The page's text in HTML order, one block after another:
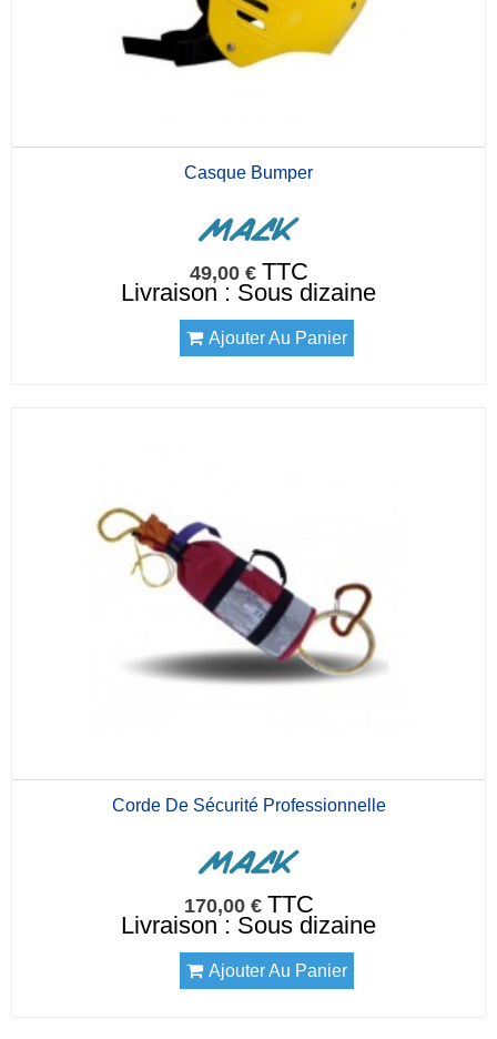
Casque Bumper
49,00 € TTC
Livraison : Sous dizaine
Ajouter Au Panier
Corde De Sécurité Professionnelle
170,00 € TTC
Livraison : Sous dizaine
Ajouter Au Panier